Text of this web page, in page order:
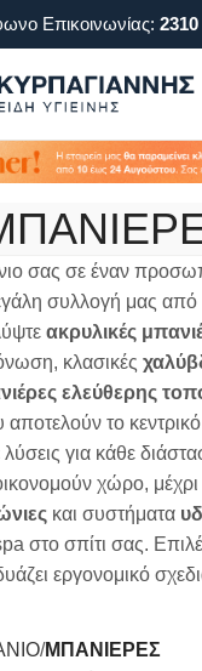
Επικοινωνίας:
σας σε έναν
συλλογή μας από
ακρυλικές
κλασικές
ελεύθερης
αποτελούν το
για κάθε
χώρο, μέχρι
και συστήματα
στο σπίτι σας.
εργονομικό
ΜΠΑΝΙΕΡΕΣ